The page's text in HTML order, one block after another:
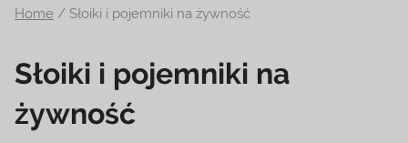
na
terrarystyki
i
akwarystyki.
Zapraszamy!
Home / Słoiki i pojemniki na żywność
Słoiki i pojemniki na
żywność